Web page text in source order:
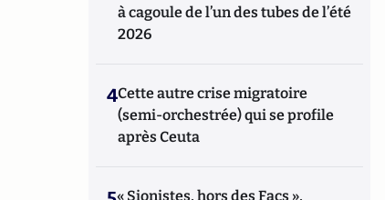
à cagoule de l’un des tubes de l’été
2026
4Cette autre crise migratoire
(semi-orchestrée) qui se profile
après Ceuta
« Sionistes, hors des Facs »,